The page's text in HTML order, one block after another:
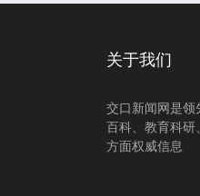
关于我们
交口新闻网是领
百科、教育科研
方面权威信息